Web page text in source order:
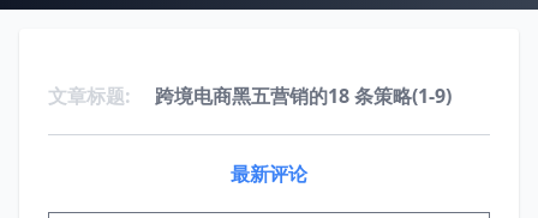
文章标题: 跨境电商黑五营销的18 条策略(1-9)
最新评论